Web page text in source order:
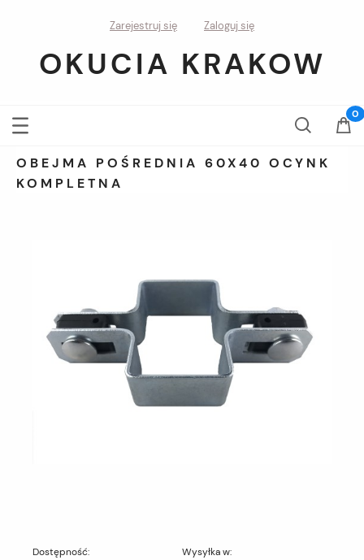
Zarejestruj się Zaloguj się
OKUCIA KRAKOW
OBEJMA POŚREDNIA 60X40 OCYNK
KOMPLETNA
Dostępność:
Wysyłka w: